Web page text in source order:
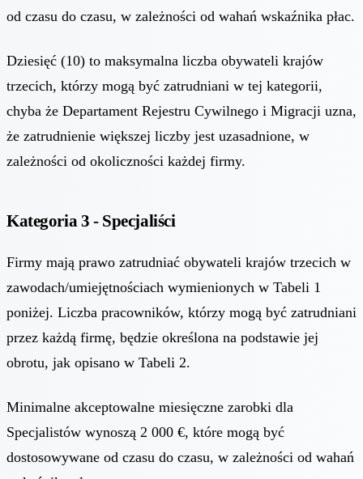
od czasu do czasu, w zależności od wahań wskaźnika płac.
Dziesięć (10) to maksymalna liczba obywateli krajów
trzecich, którzy mogą być zatrudniani w tej kategorii,
chyba że Departament Rejestru Cywilnego i Migracji uzna,
że zatrudnienie większej liczby jest uzasadnione, w
zależności od okoliczności każdej firmy.
Kategoria 3 - Specjaliści
Firmy mają prawo zatrudniać obywateli krajów trzecich w
zawodach/umiejętnościach wymienionych w Tabeli 1
poniżej. Liczba pracowników, którzy mogą być zatrudniani
przez każdą firmę, będzie określona na podstawie jej
obrotu, jak opisano w Tabeli 2.
Minimalne akceptowalne miesięczne zarobki dla
Specjalistów wynoszą 2 000 €, które mogą być
dostosowywane od czasu do czasu, w zależności od wahań